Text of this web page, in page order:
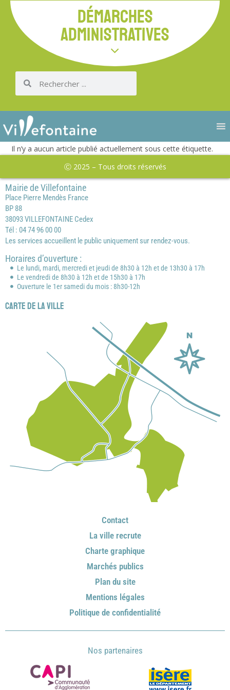
DÉMARCHES
ADMINISTRATIVES
Il n’y a aucun article publié actuellement sous cette étiquette.
Ⓒ 2025 – Tous droits réservés
Mairie de Villefontaine
Place Pierre Mendès France
BP 88
38093 VILLEFONTAINE Cedex
Tél : 04 74 96 00 00
Les services accueillent le public uniquement sur rendez-vous.
Horaires d’ouverture :
Le lundi, mardi, mercredi et jeudi de 8h30 à 12h et de 13h30 à 17h
Le vendredi de 8h30 à 12h et de 15h30 à 17h
Ouverture le 1er samedi du mois : 8h30-12h
Carte de la ville
Contact
La ville recrute
Charte graphique
Marchés publics
Plan du site
Mentions légales
Politique de confidentialité
Nos partenaires